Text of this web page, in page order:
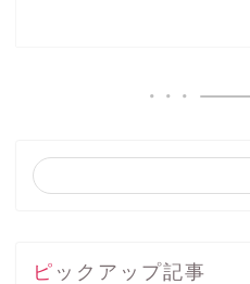
ピックアップ記事